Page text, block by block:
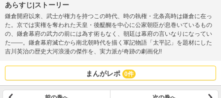
あらすじ|ストーリー
鎌倉開府以来、武士が権力を持つこの時代、時の執権・北条高時は鎌倉に在っ
た。京では実権を奪われた天皇・後醍醐を中心に公家朝臣が息巻いているもの
の、鎌倉幕府の武力の前には為す術もなく、朝廷は幕府の言いなりになってい
た――。鎌倉幕府滅亡から南北朝時代を描く軍記物語「太平記」を題材にした
吉川英治の歴史大河浪漫の傑作を、実力派が奇跡の劇画化!!
まんがレポ 0件